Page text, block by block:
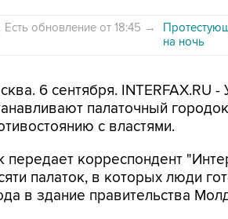
Есть обновление от 18:45 →
на ночь
6 сентября. INTERFAX.RU
палаточный
с властями.
передает корреспондент
палаток, в которых люди
в здание правительства